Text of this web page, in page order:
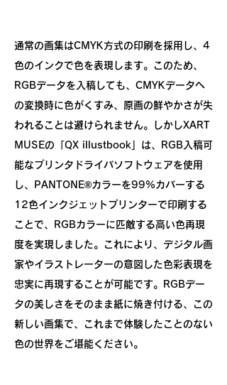
通常の画集はCMYK方式の印刷を採用し、4
色のインクで色を表現します。このため、
RGBデータを入稿しても、CMYKデータへ
の変換時に色がくすみ、原画の鮮やかさが失
われることは避けられません。しかしXART
MUSEの「QX illustbook 」は、RGB入稿可
能なプリンタドライバソフトウェアを使用
し、PANTONE®カラーを99%カバーする
12色インクジェットプリンターで印刷する
ことで、RGBカラーに匹敵する高い色再現
度を実現しました。これにより、デジタル画
家やイラストレーターの意図した色彩表現を
忠実に再現することが可能です。RGBデー
タの美しさをそのまま紙に焼き付ける、この
新しい画集で、これまで体験したことのない
色の世界をご堪能ください。